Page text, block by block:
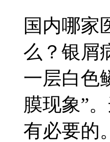
国内哪家
么？银屑
一层白色
膜现象”
有必要的